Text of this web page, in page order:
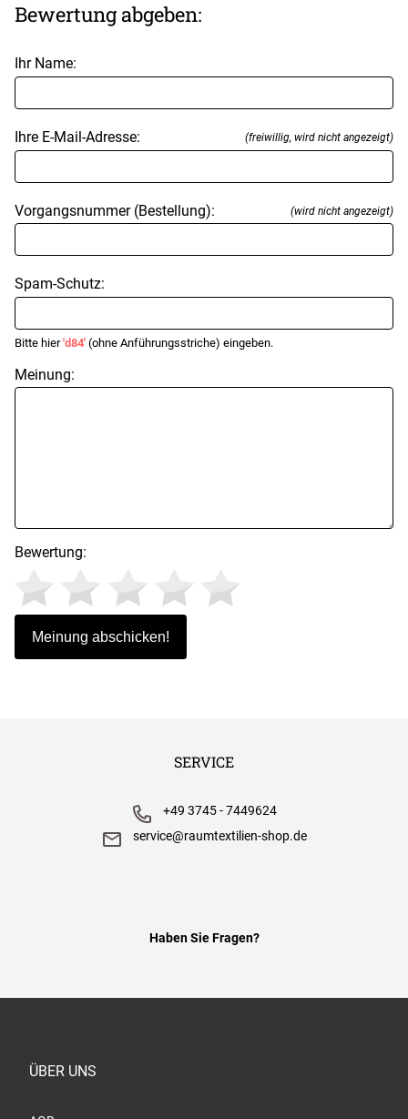
Bewertung abgeben:
Ihr Name:
Ihre E-Mail-Adresse: (freiwillig, wird nicht angezeigt)
Vorgangsnummer (Bestellung): (wird nicht angezeigt)
Spam-Schutz:
Bitte hier'd84' (ohne Anführungsstriche) eingeben.
Meinung:
Bewertung:
SERVICE
Haben Sie Fragen?
+49 3745 - 7449624
service@raumtextilien-shop.de
ÜBER UNS